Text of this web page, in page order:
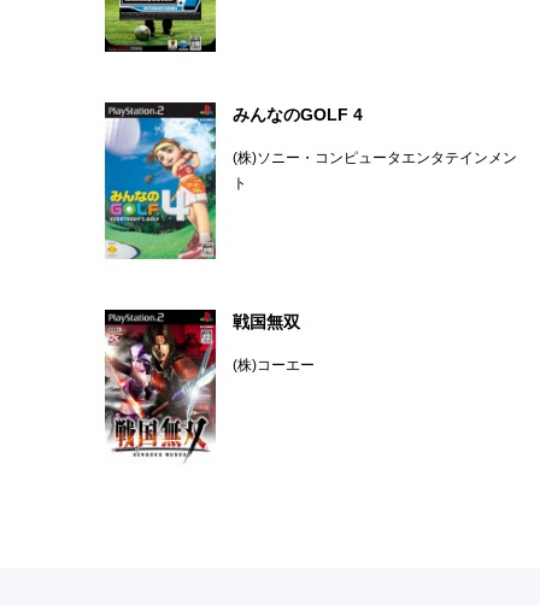
みんなのGOLF 4
(株)ソニー・コンピュータエンタテインメン
ト
戦国無双
(株)コーエー